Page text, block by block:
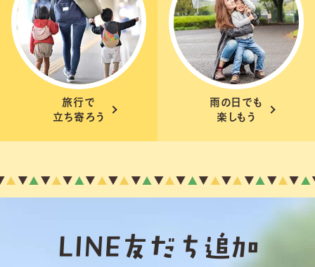
旅行で
立ち寄ろう
雨の日でも
楽しもう
LINE友だち追加